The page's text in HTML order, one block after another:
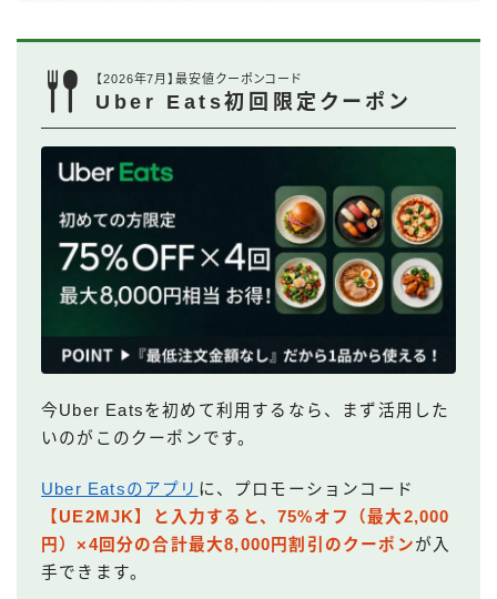
【2026年7月】最安値クーポンコード
Uber Eats初回限定クーポン
今Uber Eatsを初めて利用するなら、まず活用した
いのがこのクーポンです。
Uber Eatsのアプリ に、プロモーションコード
【UE2MJK】と入力すると、75%オフ（最大2,000
円）×4回分の合計最大8,000円割引のクーポンが入
手できます。